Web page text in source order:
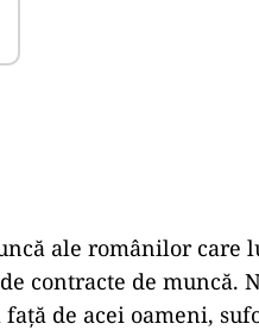
ale românilor care
contracte de muncă.
de acei oameni,